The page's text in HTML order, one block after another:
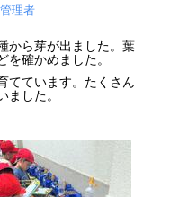
理者
から芽が出ました。葉
を確かめました。
てています。たくさん
ました。